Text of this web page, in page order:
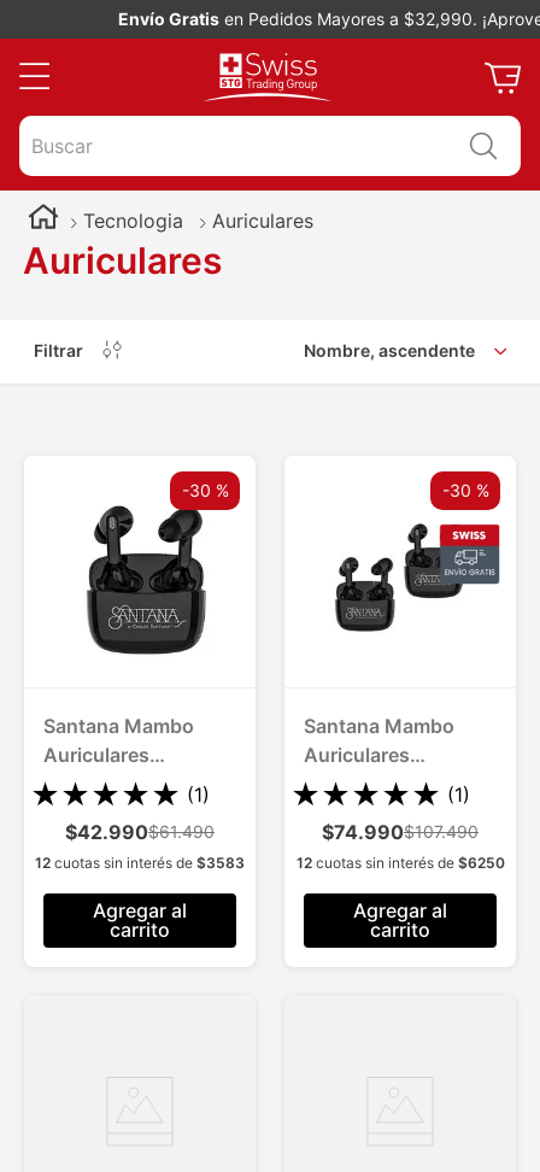
Envío Gratisen Pedidos Mayores a $32,990.
Buscar
Tecnologia Auriculares
Auriculares
Filtrar Nombre, ascendente
-30 %
Santana Mambo
Auriculares
Inalámbricos con
Bluetooth
★★★★★ (1)
$42.990$61.490
12 cuotas sin interés de $3583
Agregar al
carrito
-30 %
Santana Mambo
Auriculares
Inalámbricos con
Bluetooth 2 Und
★★★★★ (1)
$74.990$107.490
12cuotas sin interés de $6250
Agregar al
carrito